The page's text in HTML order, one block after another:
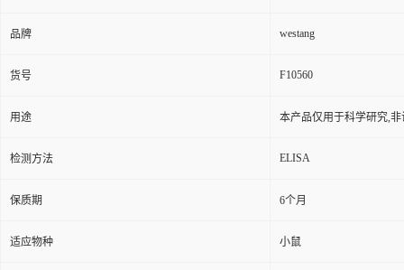
品牌 westang
货号 F10560
用途 本产品仅用于科学研究,
检测方法 ELISA
保质期 6个月
适应物种 小鼠